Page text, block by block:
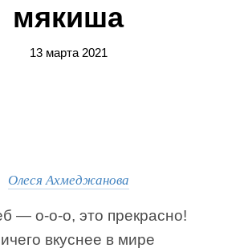
мякиша
13 марта 2021
Олеся Ахмеджанова
— о-о-о, это прекрасно!
вкуснее в мире